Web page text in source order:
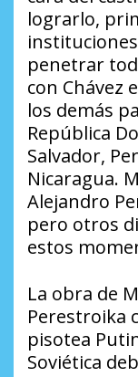
lograrlo,
penetrar
con Chávez
los demás
República
Salvador,
Nicaragua.
Alejandro
pero otros
estos
La obra de
Perestroika
pisotea
Soviética